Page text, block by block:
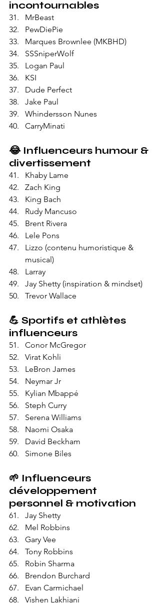
incontournables
MrBeast
PewDiePie
Marques Brownlee (MKBHD)
SSSniperWolf
Logan Paul
KSI
Dude Perfect
Jake Paul
Whindersson Nunes
CarryMinati
😂 Influenceurs humour &
divertissement
Khaby Lame
Zach King
King Bach
Rudy Mancuso
Brent Rivera
Lele Pons
Lizzo (contenu humoristique &
musical)
Larray
Jay Shetty (inspiration & mindset)
Trevor Wallace
💪 Sportifs et athlètes
influenceurs
Conor McGregor
Virat Kohli
LeBron James
Neymar Jr
Kylian Mbappé
Steph Curry
Serena Williams
Naomi Osaka
David Beckham
Simone Biles
🌱 Influenceurs
développement
personnel & motivation
Jay Shetty
Mel Robbins
Gary Vee
Tony Robbins
Robin Sharma
Brendon Burchard
Evan Carmichael
Vishen Lakhiani